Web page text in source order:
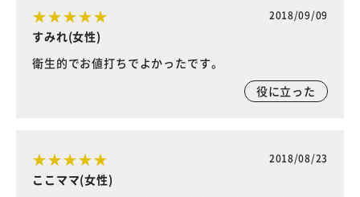
2018/09/09
すみれ(女性)
衛生的でお値打ちでよかったです。
役に立った
2018/08/23
ここママ(女性)